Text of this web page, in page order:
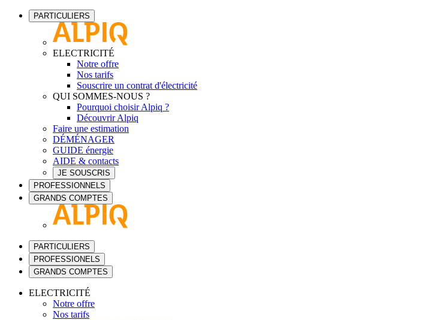
PARTICULIERS
ELECTRICITÉ
Notre offre
Nos tarifs
Souscrire un contrat d'électricité
QUI SOMMES-NOUS ?
Pourquoi choisir Alpiq ?
Découvrir Alpiq
Faire une estimation
DÉMÉNAGER
GUIDE énergie
AIDE & contacts
JE SOUSCRIS
PROFESSIONNELS
GRANDS COMPTES
PARTICULIERS
PROFESSIONELS
GRANDS COMPTES
ELECTRICITÉ
Notre offre
Nos tarifs